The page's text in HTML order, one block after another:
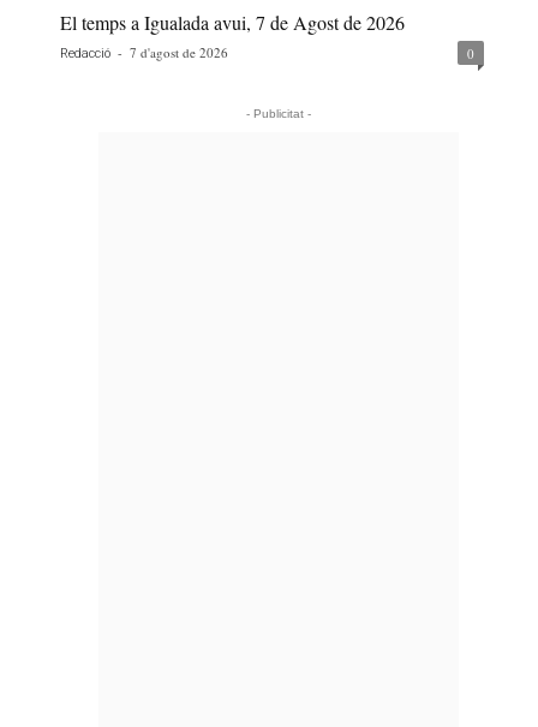
El temps a Igualada avui, 7 de Agost de 2026
Redacció - 7 d'agost de 2026 0
- Publicitat -